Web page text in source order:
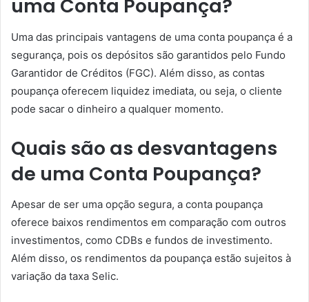
uma Conta Poupança?
Uma das principais vantagens de uma conta poupança é a
segurança, pois os depósitos são garantidos pelo Fundo
Garantidor de Créditos (FGC). Além disso, as contas
poupança oferecem liquidez imediata, ou seja, o cliente
pode sacar o dinheiro a qualquer momento.
Quais são as desvantagens
de uma Conta Poupança?
Apesar de ser uma opção segura, a conta poupança
oferece baixos rendimentos em comparação com outros
investimentos, como CDBs e fundos de investimento.
Além disso, os rendimentos da poupança estão sujeitos à
variação da taxa Selic.